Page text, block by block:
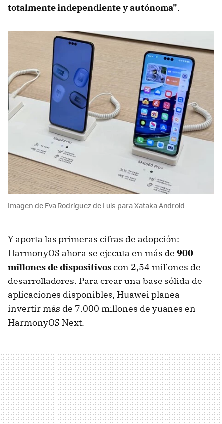
totalmente independiente y autónoma".
Imagen de Eva Rodríguez de Luis para Xataka Android
Y aporta las primeras cifras de adopción:
HarmonyOS ahora se ejecuta en más de 900
millones de dispositivoscon 2,54 millones de
desarrolladores. Para crear una base sólida de
aplicaciones disponibles, Huawei planea
invertir más de 7.000 millones de yuanes en
HarmonyOS Next.